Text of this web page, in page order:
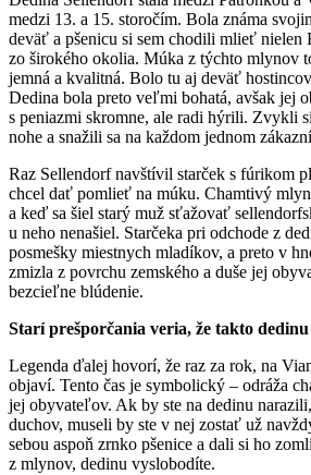
medzi 13. a 15. storočím. Bola známa
deväť a pšenicu si sem chodili mlieť nielen
zo širokého okolia. Múka z týchto mlynov
jemná a kvalitná. Bolo tu aj deväť
Dedina bola preto veľmi bohatá, avšak jej
s peniazmi skromne, ale radi hýrili. Zvykli
nohe a snažili sa na každom jednom
Raz Sellendorf navštívil starček s fúrikom
chcel dať pomlieť na múku. Chamtivý
a keď sa šiel starý muž sťažovať
u neho nenašiel. Starčeka pri odchode z
posmešky miestnych mladíkov, a preto v
zmizla z povrchu zemského a duše jej
bezcieľne blúdenie.
Starí prešporčania veria, že takto
Legenda ďalej hovorí, že raz za rok, na
objaví. Tento čas je symbolický – odráža
jej obyvateľov. Ak by ste na dedinu
duchov, museli by ste v nej zostať už
sebou aspoň zrnko pšenice a dali si ho
z mlynov, dedinu vyslobodíte.